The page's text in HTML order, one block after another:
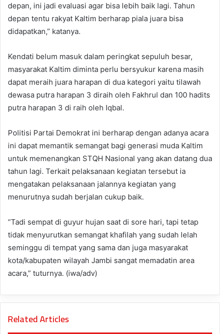
depan, ini jadi evaluasi agar bisa lebih baik lagi. Tahun
depan tentu rakyat Kaltim berharap piala juara bisa
didapatkan,” katanya.
Kendati belum masuk dalam peringkat sepuluh besar,
masyarakat Kaltim diminta perlu bersyukur karena masih
dapat meraih juara harapan di dua kategori yaitu tilawah
dewasa putra harapan 3 diraih oleh Fakhrul dan 100 hadits
putra harapan 3 di raih oleh Iqbal.
Politisi Partai Demokrat ini berharap dengan adanya acara
ini dapat memantik semangat bagi generasi muda Kaltim
untuk memenangkan STQH Nasional yang akan datang dua
tahun lagi. Terkait pelaksanaan kegiatan tersebut ia
mengatakan pelaksanaan jalannya kegiatan yang
menurutnya sudah berjalan cukup baik.
“Tadi sempat di guyur hujan saat di sore hari, tapi tetap
tidak menyurutkan semangat khafilah yang sudah lelah
seminggu di tempat yang sama dan juga masyarakat
kota/kabupaten wilayah Jambi sangat memadatin area
acara,” tuturnya. (iwa/adv)
Related Articles